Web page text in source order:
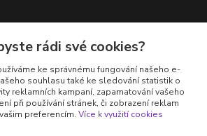
8-20 hod.
rádi své cookies?
ke správnému fungování našeho e-
souhlasu také ke sledování statistik o
reklamních kampaní, zapamatování vašeho
při používání stránek, či zobrazení reklam
preferencím. Více k využití cookies